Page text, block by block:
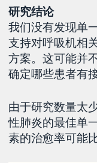
研究结论
我们没有发现单
支持对呼吸机相
方案。这可能并
确定哪些患者有
由于研究数量太
性肺炎的最佳单
素的治愈率可能